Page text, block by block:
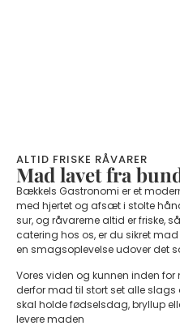
ALTID FRISKE RÅVARER
Mad lavet fra
Bækkels Gastronomi er et
med hjertet og afsæt i stolte
sur, og råvarerne altid er friske,
catering hos os, er du sikret
en smagsoplevelse udover det
Vores viden og kunnen inden
derfor mad til stort set alle
skal holde fødselsdag, bryllup
levere maden